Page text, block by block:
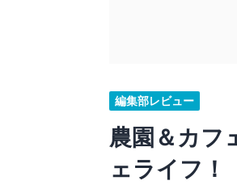
編集部レビュー
農園＆カフ
ェライフ！